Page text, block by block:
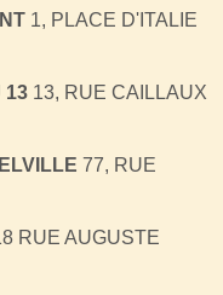
1, PLACE D'ITALIE
13 13, RUE CAILLAUX
77, RUE
RUE AUGUSTE